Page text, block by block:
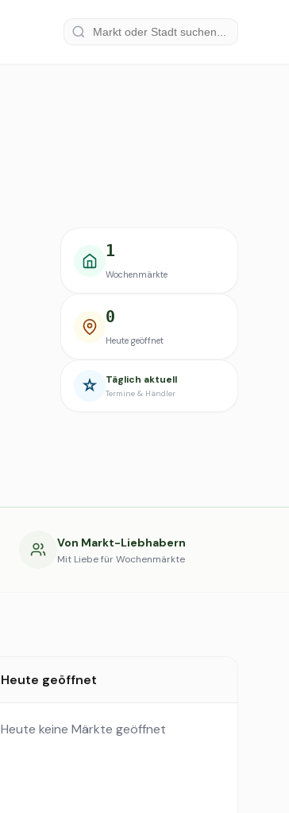
1
Wochenmärkte
0
Heute geöffnet
Täglich aktuell
Termine & Händler
Von Markt-Liebhabern
Mit Liebe für Wochenmärkte
Heute geöffnet
Heute keine Märkte geöffnet